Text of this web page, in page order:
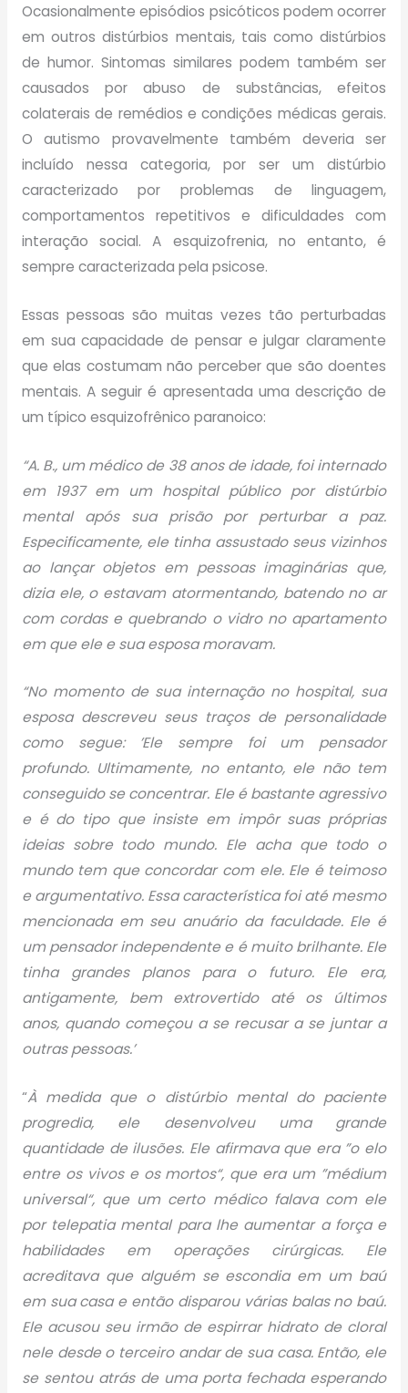
Ocasionalmente episódios psicóticos podem ocorrer
em outros distúrbios mentais, tais como distúrbios
de humor. Sintomas similares podem também ser
causados por abuso de substâncias, efeitos
colaterais de remédios e condições médicas gerais.
O autismo provavelmente também deveria ser
incluído nessa categoria, por ser um distúrbio
caracterizado por problemas de linguagem,
comportamentos repetitivos e dificuldades com
interação social. A esquizofrenia, no entanto, é
sempre caracterizada pela psicose.
Essas pessoas são muitas vezes tão perturbadas
em sua capacidade de pensar e julgar claramente
que elas costumam não perceber que são doentes
mentais. A seguir é apresentada uma descrição de
um típico esquizofrênico paranoico:
“A. B., um médico de 38 anos de idade, foi internado
em 1937 em um hospital público por distúrbio
mental após sua prisão por perturbar a paz.
Especificamente, ele tinha assustado seus vizinhos
ao lançar objetos em pessoas imaginárias que,
dizia ele, o estavam atormentando, batendo no ar
com cordas e quebrando o vidro no apartamento
em que ele e sua esposa moravam.
“No momento de sua internação no hospital, sua
esposa descreveu seus traços de personalidade
como segue: ’Ele sempre foi um pensador
profundo. Ultimamente, no entanto, ele não tem
conseguido se concentrar. Ele é bastante agressivo
e é do tipo que insiste em impôr suas próprias
ideias sobre todo mundo. Ele acha que todo o
mundo tem que concordar com ele. Ele é teimoso
e argumentativo. Essa característica foi até mesmo
mencionada em seu anuário da faculdade. Ele é
um pensador independente e é muito brilhante. Ele
tinha grandes planos para o futuro. Ele era,
antigamente, bem extrovertido até os últimos
anos, quando começou a se recusar a se juntar a
outras pessoas.’
“À medida que o distúrbio mental do paciente
progredia, ele desenvolveu uma grande
quantidade de ilusões. Ele afirmava que era ”o elo
entre os vivos e os mortos“, que era um ”médium
universal“, que um certo médico falava com ele
por telepatia mental para lhe aumentar a força e
habilidades em operações cirúrgicas. Ele
acreditava que alguém se escondia em um baú
em sua casa e então disparou várias balas no baú.
Ele acusou seu irmão de espirrar hidrato de cloral
nele desde o terceiro andar de sua casa. Então, ele
se sentou atrás de uma porta fechada esperando